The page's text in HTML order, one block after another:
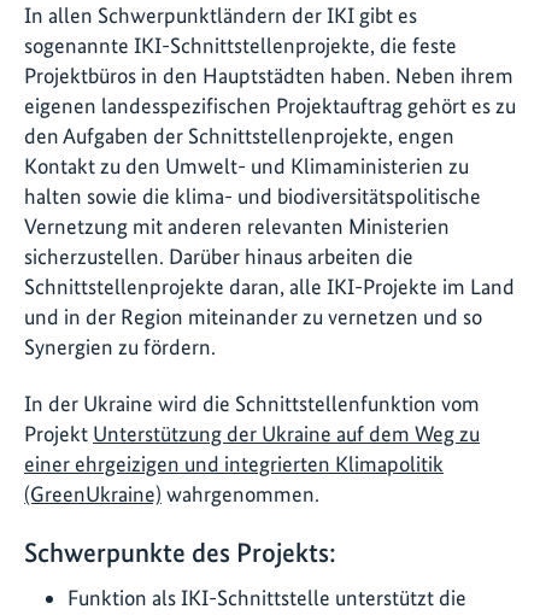
In allen Schwerpunktländern der IKI gibt es
sogenannte IKI-Schnittstellenprojekte, die feste
Projektbüros in den Hauptstädten haben. Neben ihrem
eigenen landesspezifischen Projektauftrag gehört es zu
den Aufgaben der Schnittstellenprojekte, engen
Kontakt zu den Umwelt- und Klimaministerien zu
halten sowie die klima- und biodiversitätspolitische
Vernetzung mit anderen relevanten Ministerien
sicherzustellen. Darüber hinaus arbeiten die
Schnittstellenprojekte daran, alle IKI-Projekte im Land
und in der Region miteinander zu vernetzen und so
Synergien zu fördern.
In der Ukraine wird die Schnittstellenfunktion vom
Projekt Unterstützung der Ukraine auf dem Weg zu
einer ehrgeizigen und integrierten Klimapolitik
(GreenUkraine) wahrgenommen.
Schwerpunkte des Projekts:
Funktion als IKI-Schnittstelle unterstützt die